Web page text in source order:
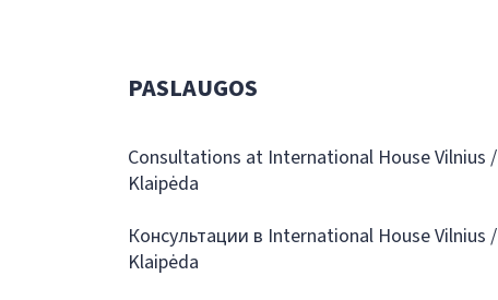
PASLAUGOS
Consultations at International House Vilnius /
Klaipėda
Консультации в International House Vilnius /
Klaipėda